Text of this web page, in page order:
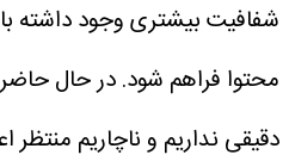
شفافیت بیشتری وجود داشته
محتوا فراهم شود. در حال
دقیقی نداریم و ناچاریم